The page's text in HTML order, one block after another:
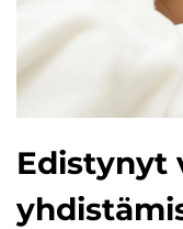
Edistynyt